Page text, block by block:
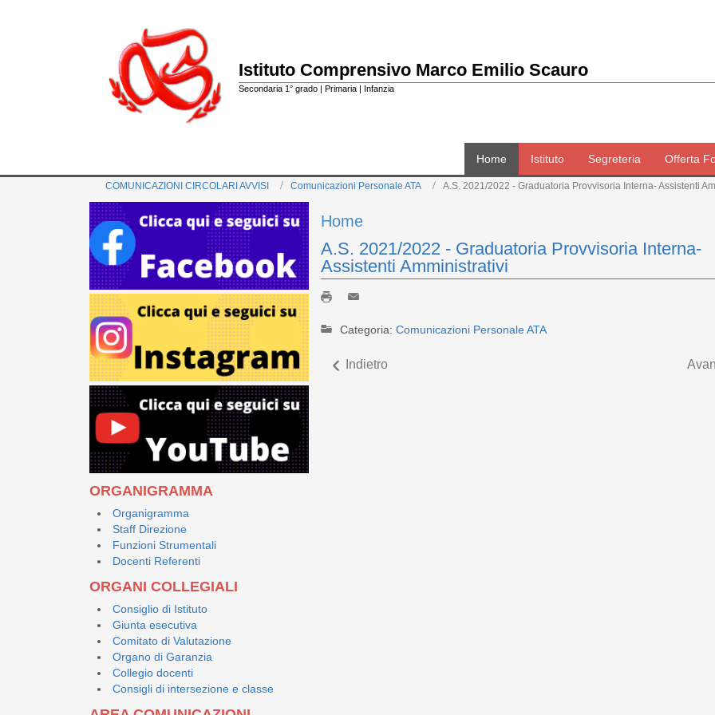
Istituto Comprensivo Marco Emilio Scauro
Secondaria 1° grado | Primaria | Infanzia
Home Istituto Segreteria Offerta
COMUNICAZIONI CIRCOLARI AVVISI Comunicazioni Personale ATA A.S. 2021/2022 - Graduatoria Provvisoria Interna- Assistenti
ORGANIGRAMMA
Organigramma
Staff Direzione
Funzioni Strumentali
Docenti Referenti
ORGANI COLLEGIALI
Consiglio di Istituto
Giunta esecutiva
Comitato di Valutazione
Organo di Garanzia
Collegio docenti
Consigli di intersezione e classe
Home
A.S. 2021/2022 - Graduatoria Provvisoria Interna-
Assistenti Amministrativi
Categoria: Comunicazioni Personale ATA
Indietro